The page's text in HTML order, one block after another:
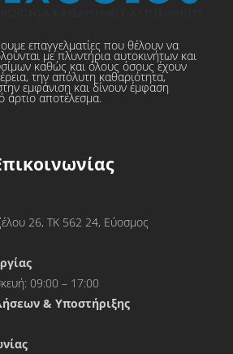
επαγγελματίες που θέλουν να
με πλυντήρια αυτοκινήτων και
καθώς και όλους όσους έχουν
την απόλυτη καθαριότητα,
εμφάνιση και δίνουν έμφαση
άρτιο αποτέλεσμα.
26, ΤΚ 562 24, Εύοσμος
09:00 – 17:00
& Υποστήριξης